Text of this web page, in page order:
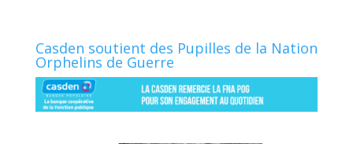
Casden soutient des Pupilles de la Nation
Orphelins de Guerre